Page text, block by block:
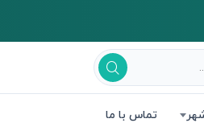
تماس با ما